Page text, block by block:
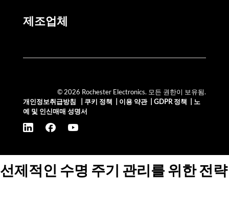
제조업체
© 2026 Rochester Electronics. 모든 권한이 보유됨.
개인정보취급방침
쿠키 정책 이용 약관| GDPR 정책
노
예 및 인신매매 성명서
선제적인 수명 주기 관리를 위한 전략